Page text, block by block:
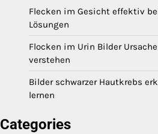
Flecken im Gesicht effektiv
Lösungen
Flocken im Urin Bilder
verstehen
Bilder schwarzer Hautkrebs
lernen
Categories